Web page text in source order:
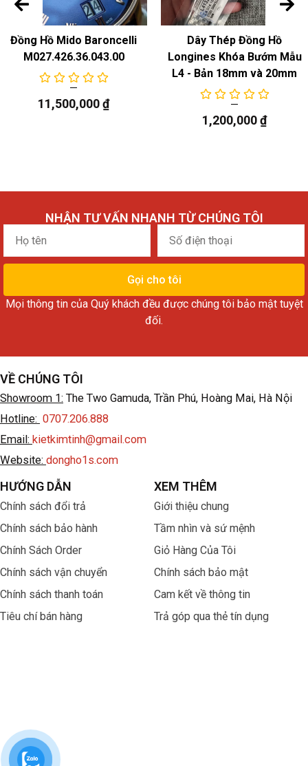
Đồng Hồ Mido Baroncelli
M027.426.36.043.00
11,500,000₫
Dây Thép Đồng Hồ
Longines Khóa Bướm Mẫu
L4 - Bản 18mm và 20mm
1,200,000₫
NHẬN TƯ VẤN NHANH TỪ CHÚNG TÔI
Họ
tên
điện
thoại
Gọi cho tôi
Mọi thông tin của Quý khách đều được chúng tôi bảo mật tuyệt
đối.
VỀ CHÚNG TÔI
Showroom 1: The Two Gamuda, Trần Phú, Hoàng Mai, Hà Nội
Hotline: 0707.206.888
Email: kietkimtinh@gmail.com
Website: dongho1s.com
HƯỚNG DẪN
Chính sách đổi trả
Chính sách bảo hành
Chính Sách Order
Chính sách vận chuyển
Chính sách thanh toán
Tiêu chí bán hàng
XEM THÊM
Giới thiệu chung
Tầm nhìn và sứ mệnh
Giỏ Hàng Của Tôi
Chính sách bảo mật
Cam kết về thông tin
Trả góp qua thẻ tín dụng